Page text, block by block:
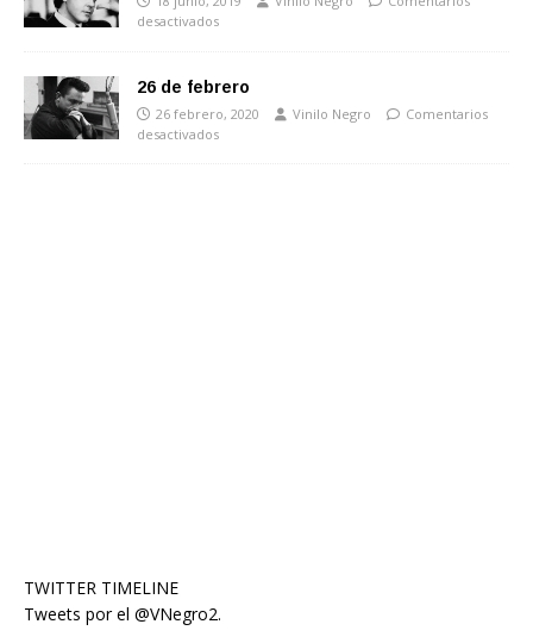
desactivados
26 de febrero
26 febrero, 2020 Vinilo Negro
Comentarios
desactivados
TWITTER TIMELINE
Tweets por el @VNegro2.